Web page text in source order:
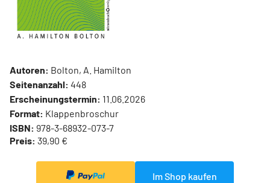
Autoren: Bolton, A. Hamilton
Seitenanzahl: 448
Erscheinungstermin: 11.06.2026
Format: Klappenbroschur
ISBN: 978-3-68932-073-7
Preis: 39,90 €
Im Shop kaufen